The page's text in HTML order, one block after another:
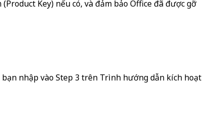
Key) nếu có, và đảm bảo Office đã được gỡ
nhập vào Step 3 trên Trình hướng dẫn kích hoạt